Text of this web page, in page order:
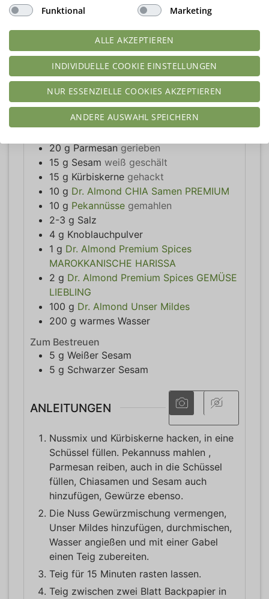
PORTIONEN
Stück
KALORIEN PRO
PORTION
10 kcal
ZUTATEN
20 g Parmesan gerieben
15 g Sesam weiß geschält
15 g Kürbiskerne gehackt
10 g Dr. Almond CHIA Samen PREMIUM
10 g Pekannüsse gemahlen
2-3 g Salz
4 g Knoblauchpulver
1 g Dr. Almond Premium Spices
MAROKKANISCHE HARISSA
2 g Dr. Almond Premium Spices GEMÜSE
LIEBLING
100 g Dr. Almond Unser Mildes
200 g warmes Wasser
Zum Bestreuen
5 g Weißer Sesam
5 g Schwarzer Sesam
ANLEITUNGEN
Nussmix und Kürbiskerne hacken, in eine
Schüssel füllen. Pekannuss mahlen ,
Parmesan reiben, auch in die Schüssel
füllen, Chiasamen und Sesam auch
hinzufügen, Gewürze ebenso.
Die Nuss Gewürzmischung vermengen,
Unser Mildes hinzufügen, durchmischen,
Wasser angießen und mit einer Gabel
einen Teig zubereiten.
Teig für 15 Minuten rasten lassen.
Teig zwischen zwei Blatt Backpapier in
Funktional Marketing
ALLE AKZEPTIEREN
INDIVIDUELLE COOKIE EINSTELLUNGEN
NUR ESSENZIELLE COOKIES AKZEPTIEREN
ANDERE AUSWAHL SPEICHERN